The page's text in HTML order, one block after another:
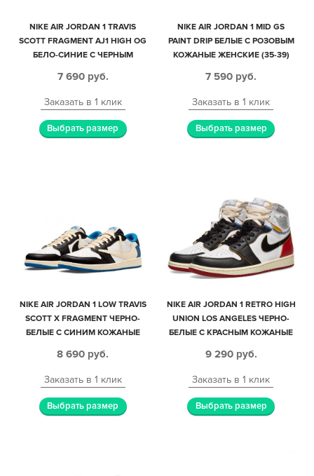
NIKE AIR JORDAN 1 TRAVIS
SCOTT FRAGMENT AJ1 HIGH OG
БЕЛО-СИНИЕ С ЧЕРНЫМ
7 690 руб.
Заказать в 1 клик
Выбрать размер
NIKE AIR JORDAN 1 MID GS
PAINT DRIP БЕЛЫЕ С РОЗОВЫМ
КОЖАНЫЕ ЖЕНСКИЕ (35-39)
7 590 руб.
Заказать в 1 клик
Выбрать размер
NIKE AIR JORDAN 1 LOW TRAVIS
SCOTT X FRAGMENT ЧЕРНО-
БЕЛЫЕ С СИНИМ КОЖАНЫЕ
8 690 руб.
Заказать в 1 клик
Выбрать размер
NIKE AIR JORDAN 1 RETRO HIGH
UNION LOS ANGELES ЧЕРНО-
БЕЛЫЕ С КРАСНЫМ КОЖАНЫЕ
9 290 руб.
Заказать в 1 клик
Выбрать размер